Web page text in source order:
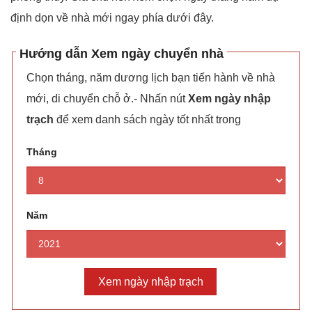
định dọn về nhà mới ngay phía dưới đây.
Hướng dẫn Xem ngày chuyển nhà
Chọn tháng, năm dương lịch bạn tiến hành về nhà
mới, di chuyển chỗ ở.- Nhấn nútXem ngày nhập
trạch để xem danh sách ngày tốt nhất trong
Tháng
Năm